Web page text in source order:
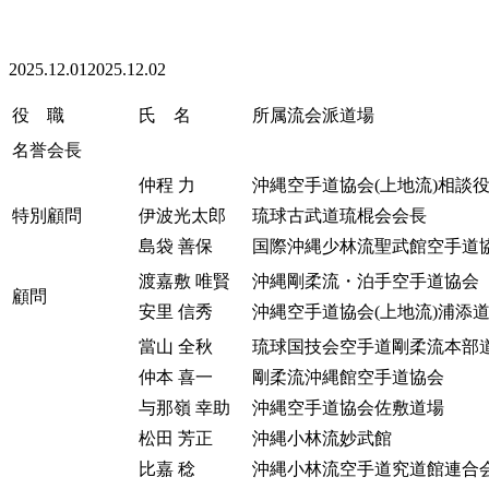
2025.12.01 2025.12.02
役 職 氏 名
所属流会派道場
名誉会長
特別顧問
仲程 力
伊波光太郎
島袋 善保
沖縄空手道協会(上地流)相談役
琉球古武道琉棍会会長
国際沖縄少林流聖武館空手道
顧問
渡嘉敷 唯賢
安里 信秀
沖縄剛柔流・泊手空手道協会
沖縄空手道協会(上地流)浦添
當山 全秋
仲本 喜一
与那嶺 幸助
松田 芳正
比嘉 稔
琉球国技会空手道剛柔流本部
剛柔流沖縄館空手道協会
沖縄空手道協会佐敷道場
沖縄小林流妙武館
沖縄小林流空手道究道館連合